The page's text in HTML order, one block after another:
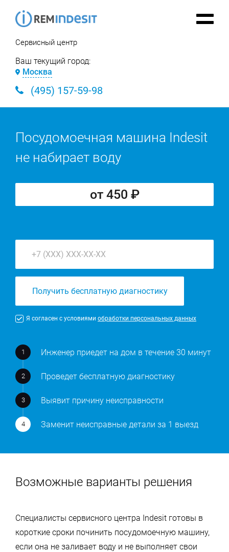
Сервисный центр
Ваш текущий город:
Москва
(495) 157-59-98
Посудомоечная машина Indesit
не набирает воду
от 450 ₽
Получить бесплатную диагностику
Я согласен с условиями обработки персональных данных
Инженер приедет на дом в течение 30 минут
Проведет бесплатную диагностику
Выявит причину неисправности
Заменит неисправные детали за 1 выезд
Возможные варианты решения
Специалисты сервисного центра Indesit готовы в
короткие сроки починить посудомоечную машину,
если она не заливает воду и не выполняет свои